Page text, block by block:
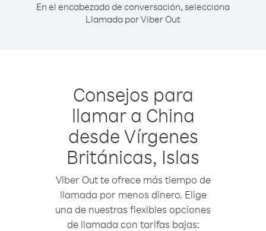
En el encabezado de conversación, selecciona
Llamada por Viber Out
Consejos para
llamar a China
desde Vírgenes
Británicas, Islas
Viber Out te ofrece más tiempo de
llamada por menos dinero. Elige
una de nuestras flexibles opciones
de llamada con tarifas bajas: